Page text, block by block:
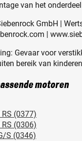
van het
GmbH |
|
Gevaar voor
bereik van
motoren
RS (0377)
RS (0306)
S (0346)